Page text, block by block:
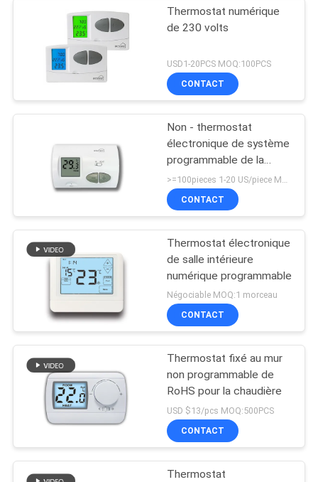
Thermostat numérique
de 230 volts
USD1-20PCS MOQ:100PCS
CONTACT
Non - thermostat
électronique de système
programmable de la
CAHT, thermostat de
mur de Digital
CONTACT
Thermostat électronique
de salle intérieure
numérique programmable
Négociable MOQ:1 morceau
CONTACT
Thermostat fixé au mur
non programmable de
RoHS pour la chaudière
USD $13/pcs MOQ:500PCS
CONTACT
Thermostat